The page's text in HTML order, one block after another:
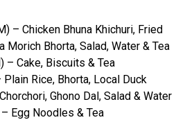
– Chicken Bhuna Khichuri, Fried
Morich Bhorta, Salad, Water & Tea
– Cake, Biscuits & Tea
Rice, Bhorta, Local Duck
Ghono Dal, Salad & Water
Egg Noodles & Tea